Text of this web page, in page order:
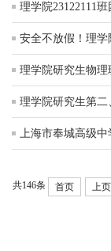
理学院23122111
上海市奉城高级
共146条 首页 上页